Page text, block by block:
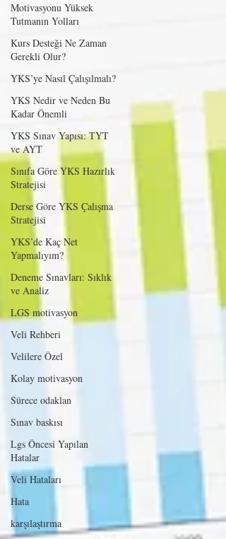
Motivasyonu Yüksek
Tutmanın Yolları
Kurs Desteği Ne Zaman
Gerekli Olur?
YKS’ye Nasıl Çalışılmalı?
YKS Nedir ve Neden Bu
Kadar Önemli
YKS Sınav Yapısı: TYT
ve AYT
Sınıfa Göre YKS Hazırlık
Stratejisi
Derse Göre YKS Çalışma
Stratejisi
YKS’de Kaç Net
Yapmalıyım?
Deneme Sınavları: Sıklık
ve Analiz
LGS motivasyon
Veli Rehberi
Velilere Özel
Kolay motivasyon
Sürece odaklan
Sınav baskısı
Lgs Öncesi Yapılan
Hatalar
Veli Hataları
Hata
karşılaştırma